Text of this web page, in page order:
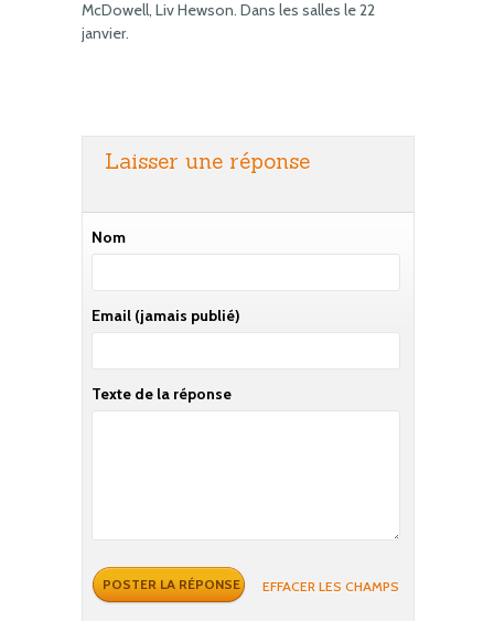
McDowell, Liv Hewson. Dans les salles le 22
janvier.
Laisser une réponse
Nom
Email (jamais publié)
Texte de la réponse
EFFACER LES CHAMPS